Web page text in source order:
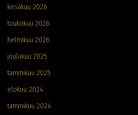
kesäkuu 2026
toukokuu 2026
helmikuu 2026
joulukuu 2025
tammikuu 2025
elokuu 2024
tammikuu 2024